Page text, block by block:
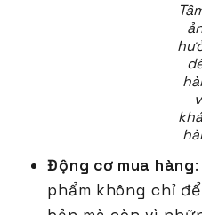
Động cơ mua hàng
phẩm không chỉ